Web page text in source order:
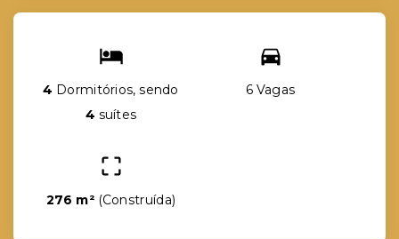
4 Dormitórios, sendo
4 suítes
6 Vagas
276 m² (Construída)